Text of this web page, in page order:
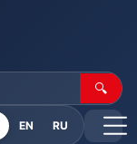
🔍
EN RU